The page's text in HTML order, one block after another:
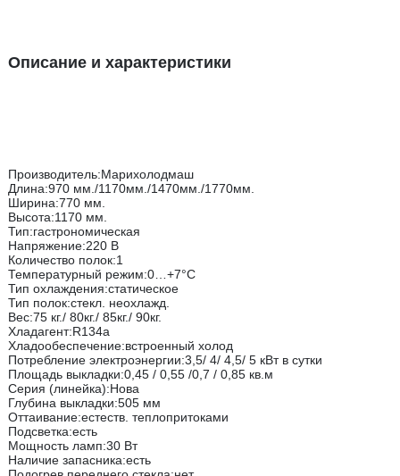
Описание и характеристики
Производитель:Марихолодмаш
Длина:970 мм./1170мм./1470мм./1770мм.
Ширина:770 мм.
Высота:1170 мм.
Тип:гастрономическая
Напряжение:220 В
Количество полок:1
Температурный режим:0…+7°С
Тип охлаждения:статическое
Тип полок:стекл. неохлажд.
Вес:75 кг./ 80кг./ 85кг./ 90кг.
Хладагент:R134а
Хладообеспечение:встроенный холод
Потребление электроэнергии:3,5/ 4/ 4,5/ 5 кВт в сутки
Площадь выкладки:0,45 / 0,55 /0,7 / 0,85 кв.м
Серия (линейка):Нова
Глубина выкладки:505 мм
Оттаивание:естеств. теплопритоками
Подсветка:есть
Мощность ламп:30 Вт
Наличие запасника:есть